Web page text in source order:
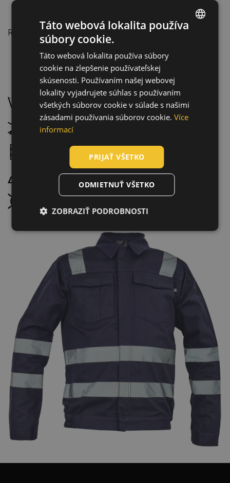
Vlastnosti:
Reflexné doplnky
Údržba:
Prať na 40 °C, normálny proces prania
Nebieliť
Sušenie v bubnovej sušičke, nízka teplota
Žehliť pri maximálnej teplote 100 °C
CZECH
SLOVAK
ROMANIAN
SPANISH
Táto webová lokalita používa
súbory cookie.
Táto webová lokalita používa súbory
cookie na zlepšenie používateľskej
skúsenosti. Používaním našej webovej
lokality vyjadrujete súhlas s používaním
všetkých súborov cookie v súlade s našimi
zásadami používania súborov cookie. Více
informací
PRIJAŤ VŠETKO
ODMIETNUŤ VŠETKO
ZOBRAZIŤ PODROBNOSTI